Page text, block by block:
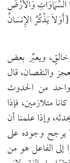
وَالأَرْضَ
سبحانه: {أَوَلاَ يَذْكُرُ الإِنسَانُ
ويعبِّر بعض
والنقصان، قال
واحد من الحدوث
متلازمين، فإذا
وإذا علمنا أن
يرجح وجوده على
إلى الفاعل هو من